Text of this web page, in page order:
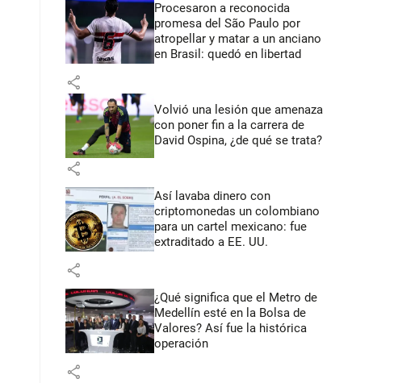
Procesaron a reconocida
promesa del São Paulo por
atropellar y matar a un anciano
en Brasil: quedó en libertad
share
Volvió una lesión que amenaza
con poner fin a la carrera de
David Ospina, ¿de qué se trata?
share
Así lavaba dinero con
criptomonedas un colombiano
para un cartel mexicano: fue
extraditado a EE. UU.
share
¿Qué significa que el Metro de
Medellín esté en la Bolsa de
Valores? Así fue la histórica
operación
share